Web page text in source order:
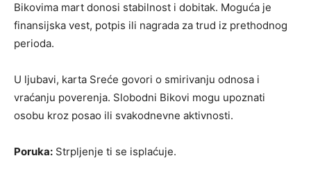
Bikovima mart donosi stabilnost i dobitak. Moguća je
finansijska vest, potpis ili nagrada za trud iz prethodnog
perioda.
U ljubavi, karta Sreće govori o smirivanju odnosa i
vraćanju poverenja. Slobodni Bikovi mogu upoznati
osobu kroz posao ili svakodnevne aktivnosti.
Poruka: Strpljenje ti se isplaćuje.